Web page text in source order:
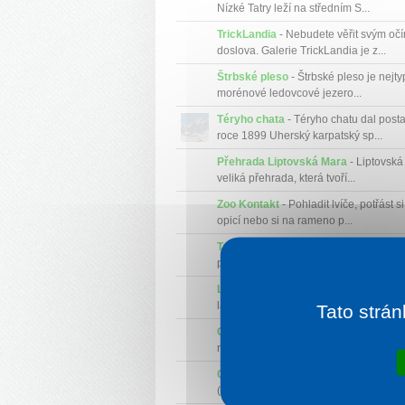
Nízké Tatry leží na středním S...
TrickLandia - Nebudete věřit svým
doslova. Galerie TrickLandia je z...
Štrbské pleso - Štrbské pleso je
morénové ledovcové jezero...
Téryho chata - Téryho chatu dal
roce 1899 Uherský karpatský sp...
Přehrada Liptovská Mara -
veliká přehrada, která tvoří...
Zoo Kontakt- Pohladit lvíče, potřást
opicí nebo si na rameno p...
Tarzánie - Jasná
překážkovou lezeckou lanovou dráh...
Lanovka Lomnický štít-Skalnaté
lanová dráha překonává na ...
GINO PARADISE BEŠEŇOVÁ
největších slovenských termálních
Chopok
- Třetí nejvyšší hora Nízkých
(2023,6 m) nabízí nádherný výhl...
Tato